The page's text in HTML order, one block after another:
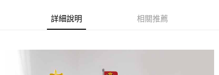
詳細說明 相關推薦